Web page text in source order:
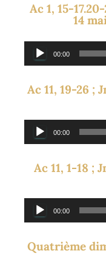
Ac 1, 15-
14
00:00
Ac 11, 19-26 ;
00:00
Ac 11, 1-18 ;
00:00
Quatrième